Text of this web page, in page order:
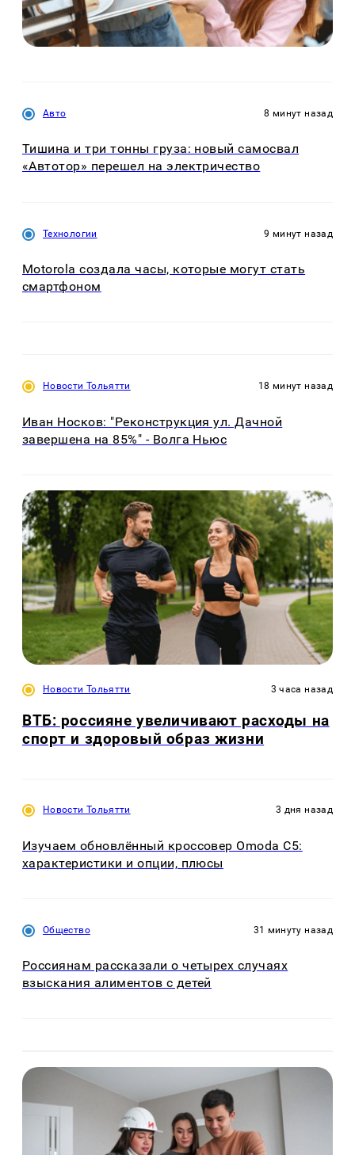
Авто 8 минут назад
Тишина и три тонны груза: новый самосвал
«Автотор» перешел на электричество
Технологии 9 минут назад
Motorola создала часы, которые могут стать
смартфоном
Новости Тольятти 18 минут назад
Иван Носков: "Реконструкция ул. Дачной
завершена на 85%" - Волга Ньюс
Новости Тольятти 3 часа назад
ВТБ: россияне увеличивают расходы на
спорт и здоровый образ жизни
Новости Тольятти 3 дня назад
Изучаем обновлённый кроссовер Omoda C5:
характеристики и опции, плюсы
Общество 31 минуту назад
Россиянам рассказали о четырех случаях
взыскания алиментов с детей